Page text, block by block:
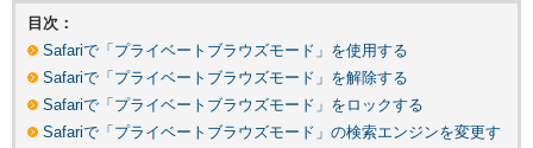
目次：
Safariで「プライベートブラウズモード」を使用する
Safariで「プライベートブラウズモード」を解除する
Safariで「プライベートブラウズモード」をロックする
Safariで「プライベートブラウズモード」の検索エンジンを変更す